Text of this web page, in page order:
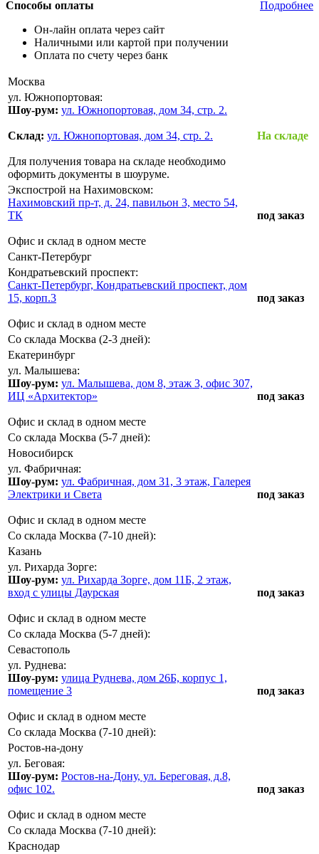
Способы оплаты
Подробнее
Он-лайн оплата через сайт
Наличными или картой при получении
Оплата по счету через банк
Москва
ул. Южнопортовая:
Шоу-рум: ул. Южнопортовая, дом 34, стр. 2.
Склад: ул. Южнопортовая, дом 34, стр. 2.
Для получения товара на складе необходимо
оформить документы в шоуруме.
На складе
Экспострой на Нахимовском:
Нахимовский пр-т, д. 24, павильон 3, место 54,
ТК
Офис и склад в одном месте
под заказ
Санкт-Петербург
Кондратьевский проспект:
Санкт-Петербург, Кондратьевский проспект, дом
15, корп.3
Офис и склад в одном месте
под заказ
Со склада Москва (2-3 дней):
Екатеринбург
ул. Малышева:
Шоу-рум: ул. Малышева, дом 8, этаж 3, офис 307,
ИЦ «Архитектор»
Офис и склад в одном месте
под заказ
Со склада Москва (5-7 дней):
Новосибирск
ул. Фабричная:
Шоу-рум: ул. Фабричная, дом 31, 3 этаж, Галерея
Электрики и Света
Офис и склад в одном месте
под заказ
Со склада Москва (7-10 дней):
Казань
ул. Рихарда Зорге:
Шоу-рум: ул. Рихарда Зорге, дом 11Б, 2 этаж,
вход с улицы Даурская
Офис и склад в одном месте
под заказ
Со склада Москва (5-7 дней):
Севастополь
ул. Руднева:
Шоу-рум: улица Руднева, дом 26Б, корпус 1,
помещение 3
Офис и склад в одном месте
под заказ
Со склада Москва (7-10 дней):
Ростов-на-дону
ул. Беговая:
Шоу-рум: Ростов-на-Дону, ул. Береговая, д.8,
офис 102.
Офис и склад в одном месте
под заказ
Со склада Москва (7-10 дней):
Краснодар